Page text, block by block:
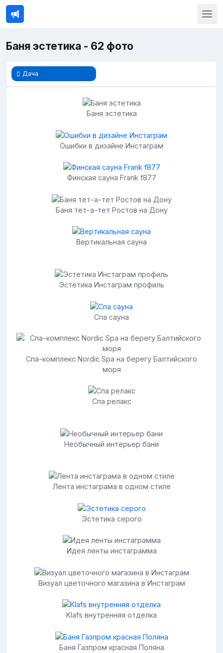
Баня эстетика - 62 фото
Дача
Баня эстетика
Ошибки в дизайне Инстаграм
Финская сауна Frank f877
Баня тет-а-тет Ростов на Дону
Вертикальная сауна
Эстетика Инстаграм профиль
Спа сауна
Спа-комплекс Nordic Spa на берегу Балтийского
моря
Спа релакс
Необычный интерьер бани
Лента инстаграма в одном стиле
Эстетика серого
Идея ленты инстаграмма
Визуал цветочного магазина в Инстаграм
Klafs внутренняя отделка
Баня Газпром красная Поляна